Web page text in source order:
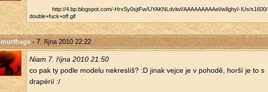
http://​4.​bp.​blogspot.​com/​-HrxSy0sjtFw/​UYAKNLdvlwI/​AAAAAAAAAeI/​wIlghyI-IUs/​s1600/​
double+fuck+off.​gif
murthags- 7. října 2010 22:22
Niam 7. října 2010 21:50
co pak ty podle mo­de­lu ne­kres­líš? :D jinak vejce je v po­ho­dě, horší je to s
dra­pé­rií :/